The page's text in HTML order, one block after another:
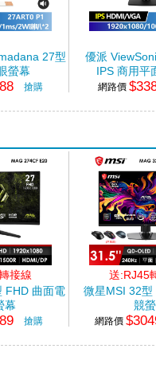
27型
螢幕
搶購
優派
IPS 商用平
吋/網路價
接線
FHD 曲面電
幕
200Hz/0.5ms/VA/
搶購
送:RJ45
微星MSI 32型
競
(31.5"/
網路價